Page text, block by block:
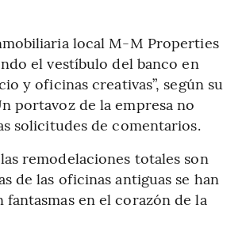
local M-M Properties
el vestíbulo del banco en
y oficinas creativas”, según su
portavoz de la empresa no
solicitudes de comentarios.
remodelaciones totales son
de las oficinas antiguas se han
en el corazón de la